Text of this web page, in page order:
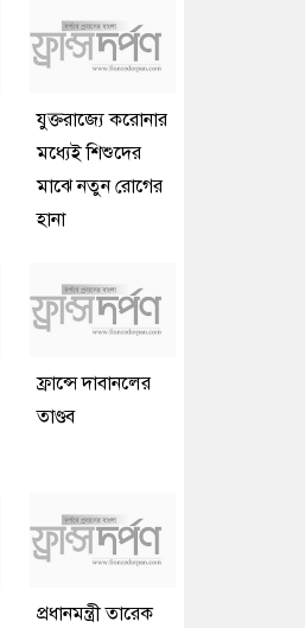
যুক্তরাজ্যে করোনার
মধ্যেই শিশুদের
মাঝে নতুন রোগের
হানা
ফ্রান্সে দাবানলের
তাণ্ডব
প্রধানমন্ত্রী তারেক